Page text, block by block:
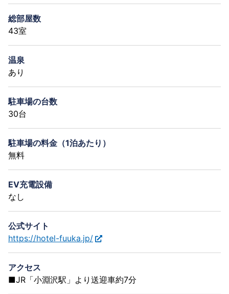
総部屋数
43室
温泉
あり
駐車場の台数
30台
駐車場の料金（1泊あたり）
無料
EV充電設備
なし
公式サイト
https://hotel-fuuka.jp/
アクセス
■JR「小淵沢駅」より送迎車約7分